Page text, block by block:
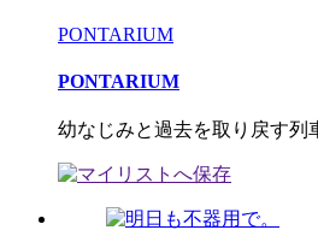
PONTARIUM
PONTARIUM
幼なじみと過去を取り戻す列